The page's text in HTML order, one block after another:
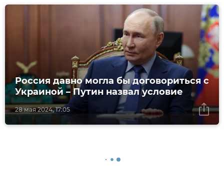
28 мая 2024, 17:05
Россия давно могла бы договориться с
Украиной – Путин назвал условие